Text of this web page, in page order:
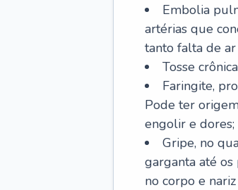
Embolia
artérias que
tanto falta de
Tosse
Faringite,
Pode ter
engolir e dores;
Gripe, no
garganta até
no corpo e